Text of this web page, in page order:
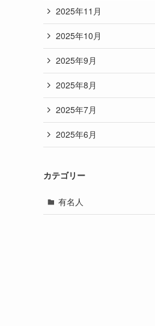
2025年11月
2025年10月
2025年9月
2025年8月
2025年7月
2025年6月
カテゴリー
有名人